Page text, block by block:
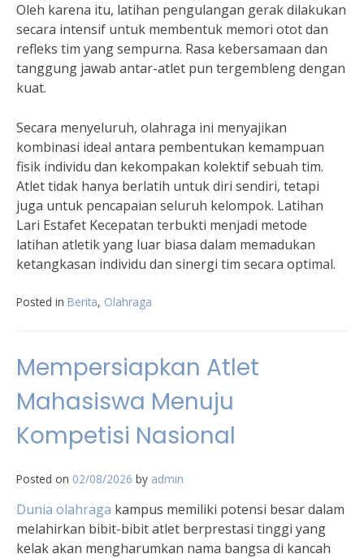
Oleh karena itu, latihan pengulangan gerak dilakukan
secara intensif untuk membentuk memori otot dan
refleks tim yang sempurna. Rasa kebersamaan dan
tanggung jawab antar-atlet pun tergembleng dengan
kuat.
Secara menyeluruh, olahraga ini menyajikan
kombinasi ideal antara pembentukan kemampuan
fisik individu dan kekompakan kolektif sebuah tim.
Atlet tidak hanya berlatih untuk diri sendiri, tetapi
juga untuk pencapaian seluruh kelompok. Latihan
Lari Estafet Kecepatan terbukti menjadi metode
latihan atletik yang luar biasa dalam memadukan
ketangkasan individu dan sinergi tim secara optimal.
Posted in Berita, Olahraga
Mempersiapkan Atlet
Mahasiswa Menuju
Kompetisi Nasional
Posted on 02/08/2026 by admin
Dunia olahraga kampus memiliki potensi besar dalam
melahirkan bibit-bibit atlet berprestasi tinggi yang
kelak akan mengharumkan nama bangsa di kancah